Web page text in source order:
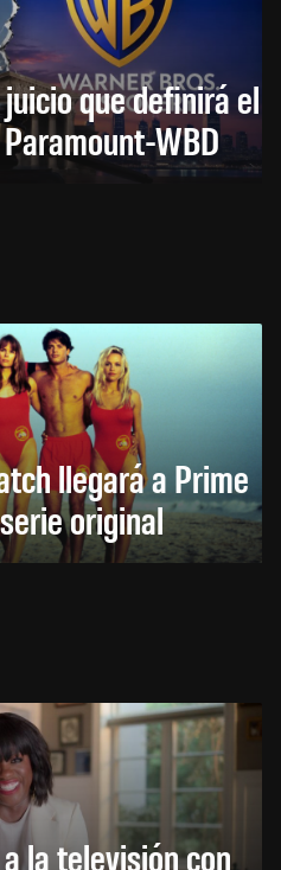
que definirá el
WBD
llegará a Prime
original
la televisión con